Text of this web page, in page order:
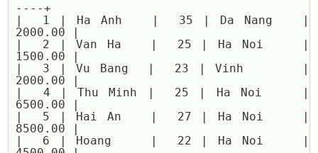
----+
|  1 | Ha Anh   |  35 | Da Nang   |
2000.00 |
|  2 | Van Ha   |  25 | Ha Noi    |
1500.00 |
|  3 | Vu Bang  |  23 | Vinh      |
2000.00 |
|  4 | Thu Minh |  25 | Ha Noi    |
6500.00 |
|  5 | Hai An   |  27 | Ha Noi    |
8500.00 |
|  6 | Hoang    |  22 | Ha Noi    |